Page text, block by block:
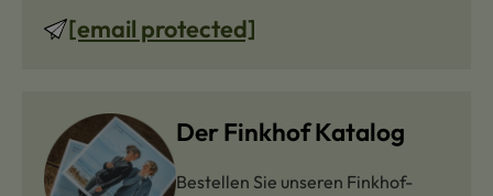
[email protected]
Der Finkhof Katalog
Bestellen Sie unseren Finkhof-